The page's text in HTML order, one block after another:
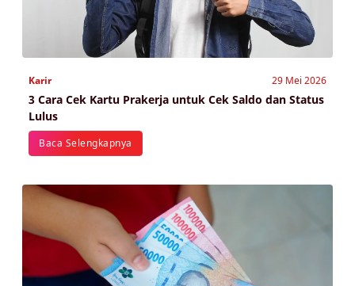
Karir 29 Mei 2026
3 Cara Cek Kartu Prakerja untuk Cek Saldo dan Status
Lulus
Baca Selengkapnya